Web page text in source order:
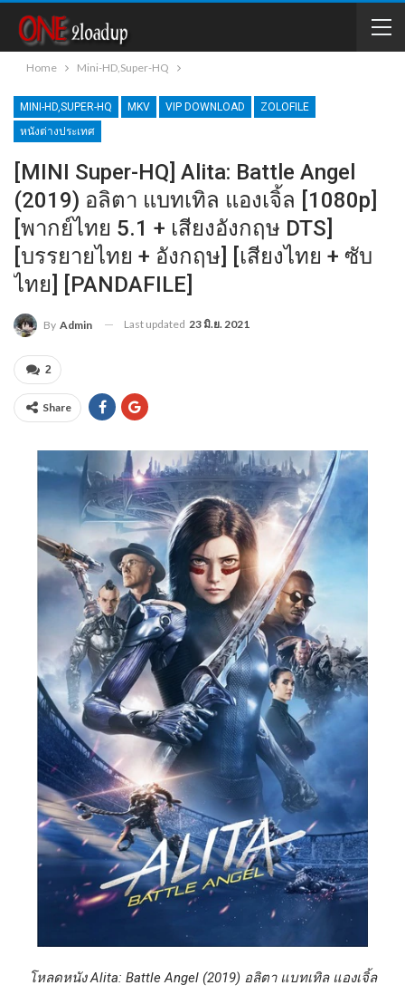
Home Mini-HD,Super-HQ
MINI-HD,SUPER-HQ MKV VIP DOWNLOAD
ZOLOFILE
หนังต่างประเทศ
[MINI Super-HQ] Alita: Battle Angel
(2019) อลิตา แบทเทิล แองเจิ้ล [1080p]
[พากย์ไทย 5.1 + เสียงอังกฤษ DTS]
[บรรยายไทย + อังกฤษ] [เสียงไทย + ซับ
ไทย] [PANDAFILE]
By Admin Last updated 23 มิ.ย. 2021
2
Share
โหลดหนัง Alita: Battle Angel (2019) อลิตา แบทเทิล แองเจิ้ล